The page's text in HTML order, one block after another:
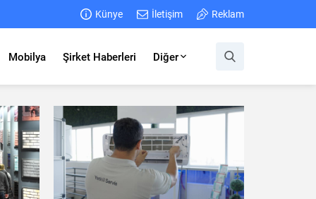
Künye İletişim Reklam
Mobilya Şirket Haberleri Diğer